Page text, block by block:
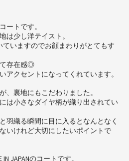
ートです。
は少し洋テイスト。
ていますのでお顔まわりがとてもす
存在感◎
アクセントになってくれています。
、裏地にもこだわりました。
は小さなダイヤ柄が織り出されてい
羽織る瞬間に目に入るとなんとなく
いけれど大切にしたいポイントで
JAPANのコートです。